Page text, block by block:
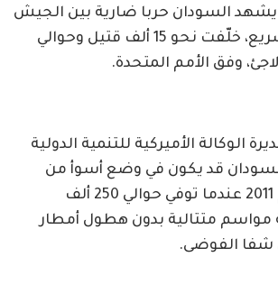
أبريل 2023، يشهد السودان حربا ضارية بين الجيش
وقوات الدعم السريع، خلّفت نحو 15 ألف قتيل وحوالي
الوكالة الأميركية للتنمية الدولية
السودان قد يكون في وضع أسوأ من
الصومال في عام 2011 عندما توفي حوالي 250 ألف
متتالية بدون هطول أمطار
شفا الفوضى.